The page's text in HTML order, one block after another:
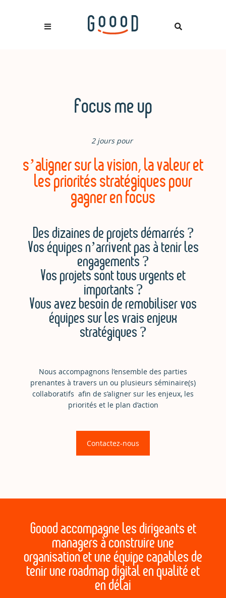
Focus me up
2 jours pour
s’aligner sur la vision, la valeur et
les priorités stratégiques pour
gagner en focus
Des dizaines de projets démarrés ?
Vos équipes n’arrivent pas à tenir les
engagements ?
Vos projets sont tous urgents et
importants ?
Vous avez besoin de remobiliser vos
équipes sur les vrais enjeux
stratégiques ?
Nous accompagnons l’ensemble des parties
prenantes à travers un ou plusieurs séminaire(s)
collaboratifs afin de s’aligner sur les enjeux, les
priorités et le plan d’action
Contactez-nous
Goood accompagne les dirigeants et
managers à construire une
organisation et une équipe capables de
tenir une roadmap digital en qualité et
en délai